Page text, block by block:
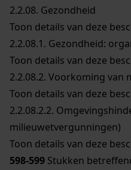
2.2.08. Gezondheid
Toon details van deze
2.2.08.1. Gezondheid:
Toon details van deze
2.2.08.2. Voorkoming van
Toon details van deze
2.2.08.2.2.
milieuwetvergunningen)
Toon details van deze
598-599 Stukken